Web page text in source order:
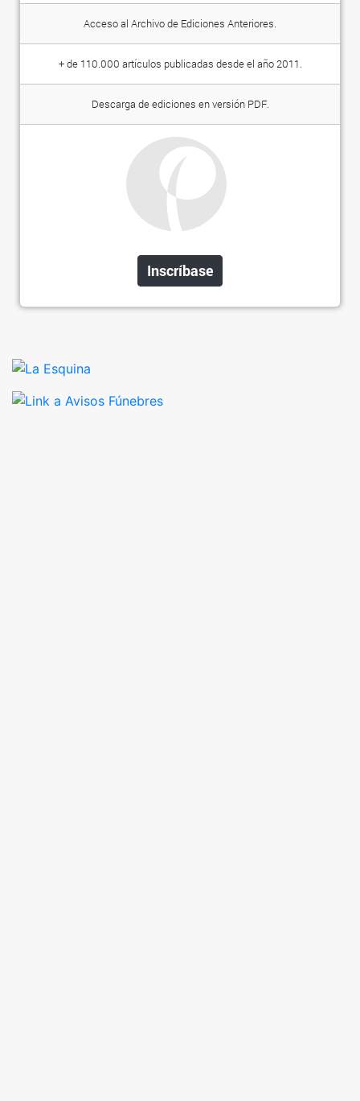
Acceso al Archivo de Ediciones Anteriores.
+ de 110.000 artículos publicadas desde el año 2011.
Descarga de ediciones en versión PDF.
Inscríbase